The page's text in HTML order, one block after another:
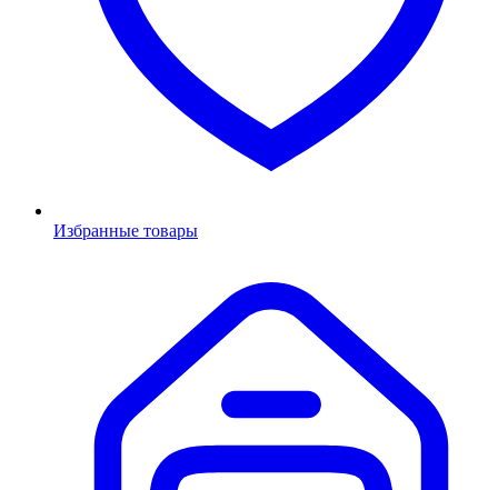
Избранные товары